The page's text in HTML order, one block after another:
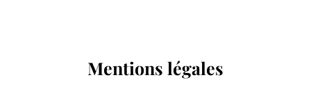
Mentions légales